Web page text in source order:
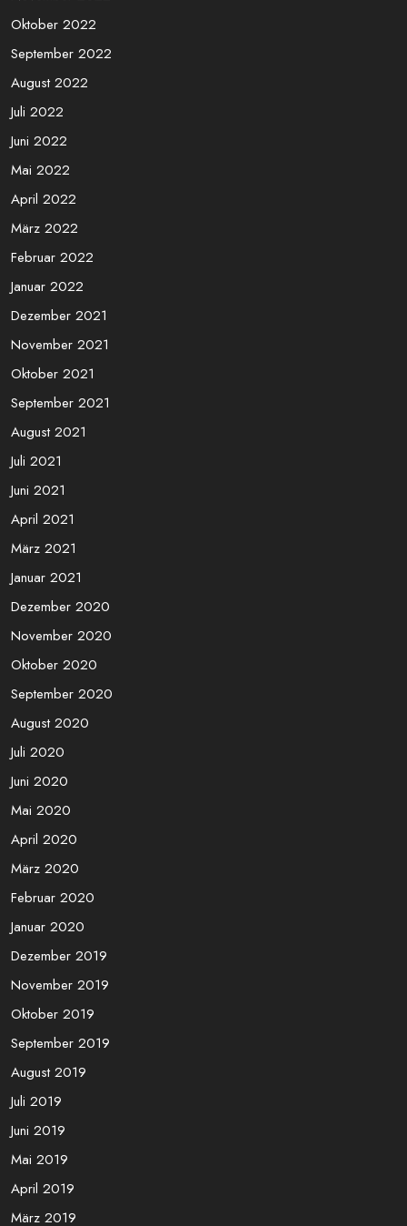
Oktober 2022
September 2022
August 2022
Juli 2022
Juni 2022
Mai 2022
April 2022
März 2022
Februar 2022
Januar 2022
Dezember 2021
November 2021
Oktober 2021
September 2021
August 2021
Juli 2021
Juni 2021
April 2021
März 2021
Januar 2021
Dezember 2020
November 2020
Oktober 2020
September 2020
August 2020
Juli 2020
Juni 2020
Mai 2020
April 2020
März 2020
Februar 2020
Januar 2020
Dezember 2019
November 2019
Oktober 2019
September 2019
August 2019
Juli 2019
Juni 2019
Mai 2019
April 2019
März 2019